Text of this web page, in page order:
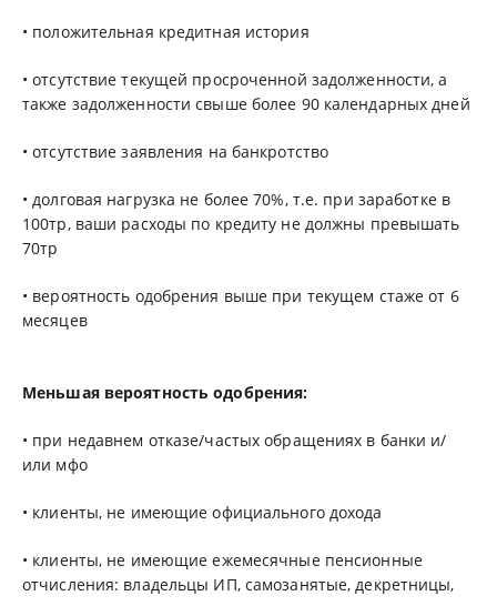
• положительная кредитная история
• отсутствие текущей просроченной задолженности, а
также задолженности свыше более 90 календарных дней
• отсутствие заявления на банкротство
• долговая нагрузка не более 70%, т.е. при заработке в
100тр, ваши расходы по кредиту не должны превышать
70тр
• вероятность одобрения выше при текущем стаже от 6
месяцев
Меньшая вероятность одобрения:
• при недавнем отказе/частых обращениях в банки и/
или мфо
• клиенты, не имеющие официального дохода
• клиенты, не имеющие ежемесячные пенсионные
отчисления: владельцы ИП, самозанятые, декретницы,